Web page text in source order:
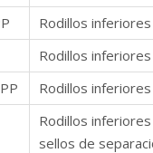
Rodillos
Rodillos
Rodillos
Rodillos
sellos de